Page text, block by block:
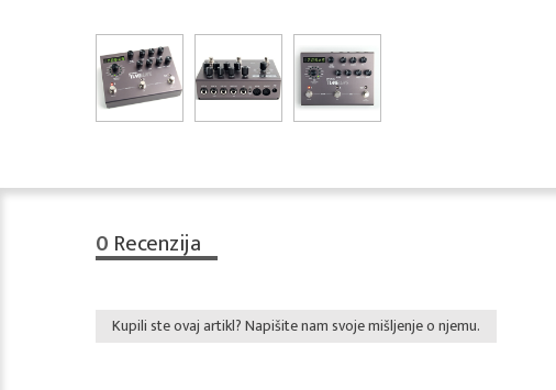
0 Recenzija
Kupili ste ovaj artikl? Napišite nam svoje mišljenje o njemu.